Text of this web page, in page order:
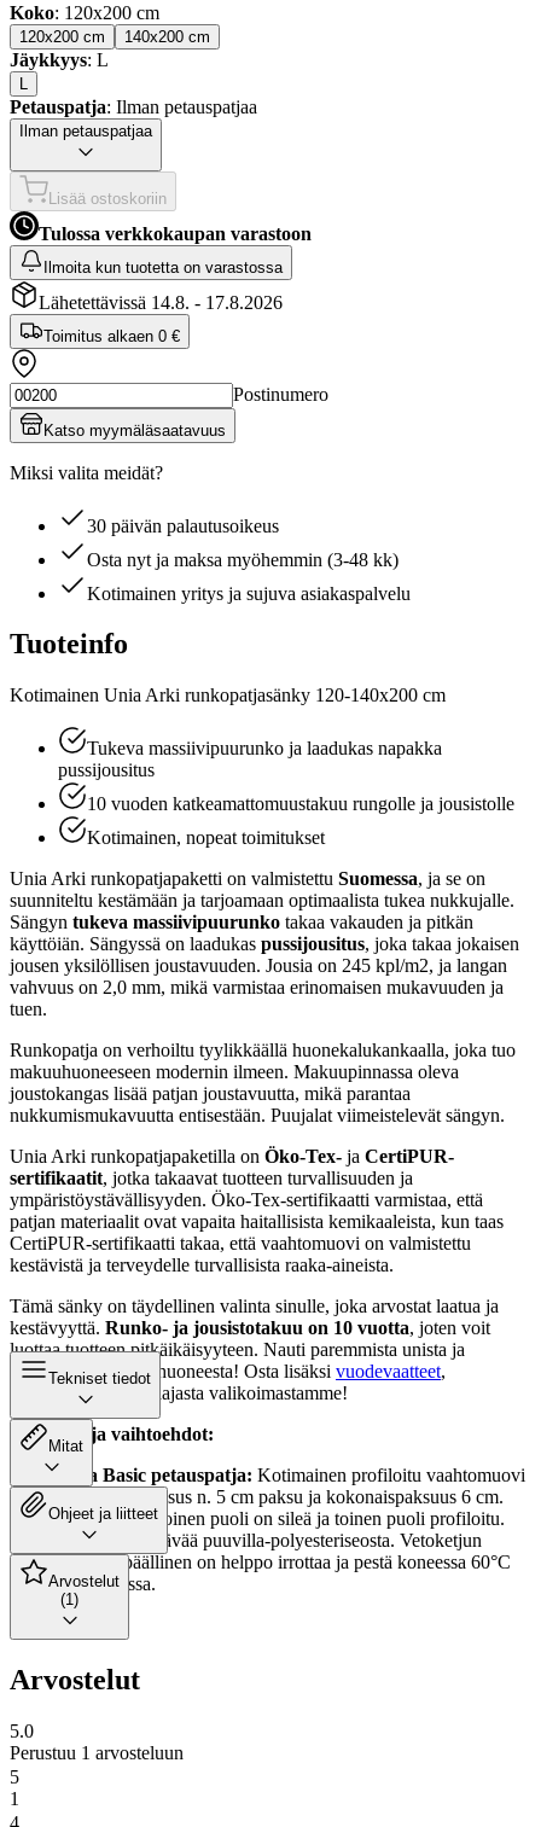
Koko: 120x200 cm
120x200 cm 140x200 cm
Jäykkyys: L
L
Petauspatja: Ilman petauspatjaa
Ilman petauspatjaa
Lisää ostoskoriin
Tulossa verkkokaupan varastoon
Ilmoita kun tuotetta on varastossa
Lähetettävissä 14.8. - 17.8.2026
Toimitus alkaen 0 €
Postinumero
Katso myymäläsaatavuus
Miksi valita meidät?
30 päivän palautusoikeus
Osta nyt ja maksa myöhemmin (3-48 kk)
Kotimainen yritys ja sujuva asiakaspalvelu
Tuoteinfo
Kotimainen Unia Arki runkopatjasänky 120-140x200 cm
Tukeva massiivipuurunko ja laadukas napakka
pussijousitus
10 vuoden katkeamattomuustakuu rungolle ja jousistolle
Kotimainen, nopeat toimitukset
Unia Arki runkopatjapaketti on valmistettu Suomessa, ja se on
suunniteltu kestämään ja tarjoamaan optimaalista tukea nukkujalle.
Sängyn tukeva massiivipuurunko takaa vakauden ja pitkän
käyttöiän. Sängyssä on laadukas pussijousitus, joka takaa jokaisen
jousen yksilöllisen joustavuuden. Jousia on 245 kpl/m2, ja langan
vahvuus on 2,0 mm, mikä varmistaa erinomaisen mukavuuden ja
tuen.
Runkopatja on verhoiltu tyylikkäällä huonekalukankaalla, joka tuo
makuuhuoneeseen modernin ilmeen. Makuupinnassa oleva
joustokangas lisää patjan joustavuutta, mikä parantaa
nukkumismukavuutta entisestään. Puujalat viimeistelevät sängyn.
Unia Arki runkopatjapaketilla on Öko-Tex- ja CertiPUR-
sertifikaatit, jotka takaavat tuotteen turvallisuuden ja
ympäristöystävällisyyden. Öko-Tex-sertifikaatti varmistaa, että
patjan materiaalit ovat vapaita haitallisista kemikaaleista, kun taas
CertiPUR-sertifikaatti takaa, että vaahtomuovi on valmistettu
kestävistä ja terveydelle turvallisista raaka-aineista.
Tämä sänky on täydellinen valinta sinulle, joka arvostat laatua ja
kestävyyttä. Runko- ja jousistotakuu on 10 vuotta, joten voit
luottaa tuotteen pitkäikäisyyteen. Nauti paremmista unista ja
tyylikkäästä makuuhuoneesta! Osta lisäksi vuodevaatteet,
sängynpääty
laajasta valikoimastamme!
Petauspatja vaihtoehdot:
Unia Basic petauspatja: Kotimainen profiloitu vaahtomuovi
petauspatja. Sisus n. 5 cm paksu ja kokonaispaksuus 6 cm.
Petauspatjan toinen puoli on sileä ja toinen puoli profiloitu.
Päällinen kestävää puuvilla-polyesteriseosta. Vetoketjun
ansiosta päällinen on helppo irrottaa ja pestä koneessa 60°C
lämpötilassa.
Tekniset tiedot
Mitat
Ohjeet ja liitteet
Arvostelut
(1)
Arvostelut
5.0
Perustuu 1 arvosteluun
5
1